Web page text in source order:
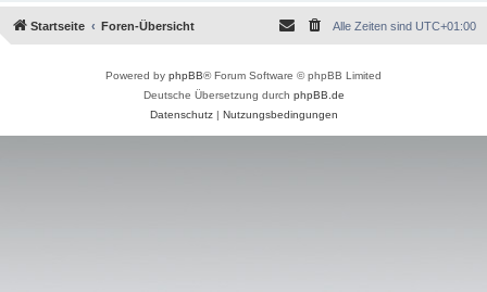
Startseite Foren-Übersicht Alle Zeiten sind UTC+01:00
Powered by phpBB® Forum Software © phpBB Limited
Deutsche Übersetzung durch phpBB.de
Datenschutz| Nutzungsbedingungen